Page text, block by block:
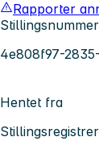
Rapporter
Stillingsnummer
4e808f97-
Hentet fra